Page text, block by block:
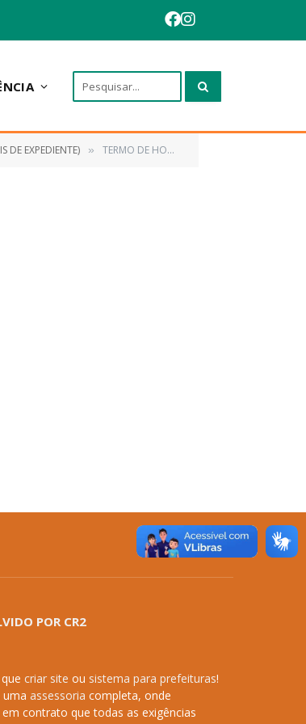
DE EXPEDIENTE) » TERMO DE HOMOLOGAÇÃO
POR CR2
criar site ou sistema para prefeituras!
uma assessoria completa, onde
contrato que todas as exigências